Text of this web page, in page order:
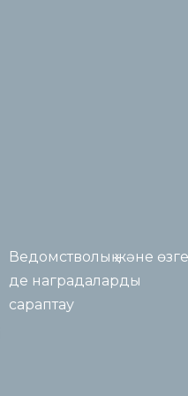
Ведомстволық және өзге
де наградаларды
сараптау